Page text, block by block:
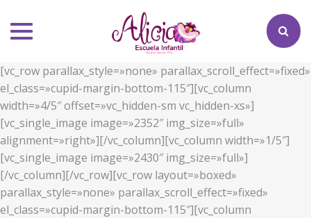
Toggle
[vc_row parallax_style=»none» parallax_scroll_effect=»fixed»
el_class=»cupid-margin-bottom-115″][vc_column
width=»4/5″ offset=»vc_hidden-sm vc_hidden-xs»]
[vc_single_image image=»2352″ img_size=»full»
alignment=»right»][/vc_column][vc_column width=»1/5″]
[vc_single_image image=»2430″ img_size=»full»]
[/vc_column][/vc_row][vc_row layout=»boxed»
parallax_style=»none» parallax_scroll_effect=»fixed»
el_class=»cupid-margin-bottom-115″][vc_column